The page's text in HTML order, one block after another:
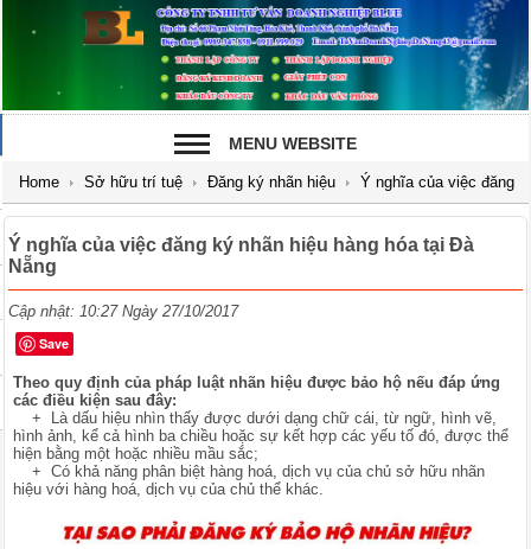
MENU WEBSITE
Home Sở hữu trí tuệ Đăng ký nhãn hiệu Ý nghĩa của việc đăng
Ý nghĩa của việc đăng ký nhãn hiệu hàng hóa tại Đà
Nẵng
Cập nhật: 10:27 Ngày 27/10/2017
Save
Theo quy định của pháp luật nhãn hiệu được bảo hộ nếu đáp ứng
các điều kiện sau đây:
+ Là dấu hiệu nhìn thấy được dưới dạng chữ cái, từ ngữ, hình vẽ,
hình ảnh, kể cả hình ba chiều hoặc sự kết hợp các yếu tố đó, được thể
hiện bằng một hoặc nhiều mầu sắc;
+ Có khả năng phân biệt hàng hoá, dịch vụ của chủ sở hữu nhãn
hiệu với hàng hoá, dịch vụ của chủ thể khác.